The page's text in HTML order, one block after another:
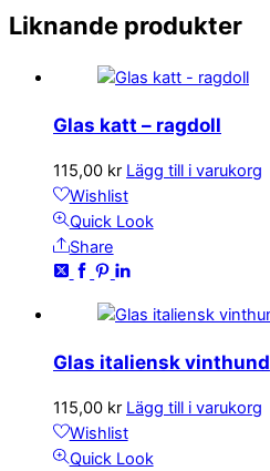
Liknande produkter
Glas katt – ragdoll
115,00 kr Lägg till i varukorg
Wishlist
Quick Look
Share
Glas italiensk vinthund
115,00 kr Lägg till i varukorg
Wishlist
Quick Look